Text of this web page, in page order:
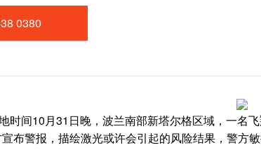
0380
间10月31日晚，波兰南部新塔尔格区域，一名飞
警报，描绘激光或许会引起的风险结果，警方